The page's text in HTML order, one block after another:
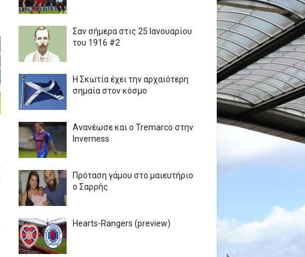
Σαν σήμερα στις 25 Ιανουαρίου
του 1916 #2
Η Σκωτία έχει την αρχαιότερη
σημαία στον κόσμο
Ανανέωσε και ο Tremarco στην
Inverness
Πρόταση γάμου στο μαιευτήριο
ο Σαρρής
Hearts-Rangers (preview)